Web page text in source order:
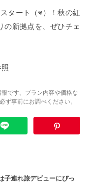
タート（※）！秋の紅
の新拠点を、ぜひチェ
です。プラン内容や価格な
ず事前にお調べください。
子連れ旅デビューにぴっ